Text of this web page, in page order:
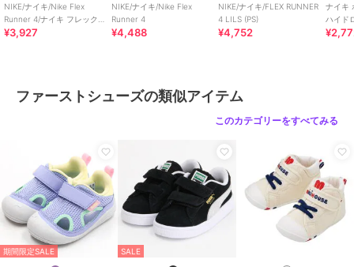
ライフスタイル
NIKE/ナイキ/Nike Flex
Runner 4/ナイキ フレックス
ランナー 4
¥3,927
NIKE/ナイキ/Nike Flex
Runner 4
¥4,488
NIKE/ナイキ/FLEX RUNNER
4 LILS (PS)
¥4,752
ナイキ
ハイド
ファーストシューズの類似アイテム
このカテゴリーをすべてみる
期間限定SALE SALE